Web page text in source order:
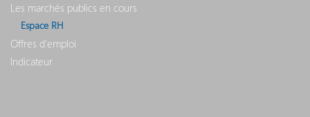
Les marchés publics en cours
Espace RH
Offres d'emploi
Indicateur